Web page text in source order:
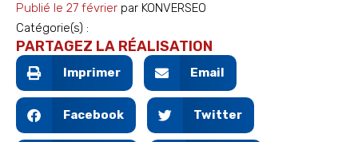
Publié le 27 février par KONVERSEO
Catégorie(s) :
PARTAGEZ LA RÉALISATION
Imprimer Email
Facebook Twitter